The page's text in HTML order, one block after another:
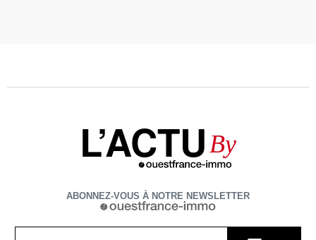
L’ACTU By
ABONNEZ-VOUS À NOTRE NEWSLETTER